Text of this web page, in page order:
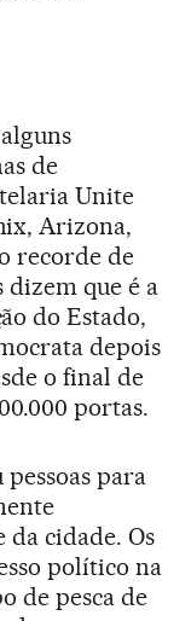
de
Unite
Arizona,
recorde de
dizem que é a
do Estado,
depois
o final de
portas.
pessoas para
da cidade. Os
político na
de pesca de